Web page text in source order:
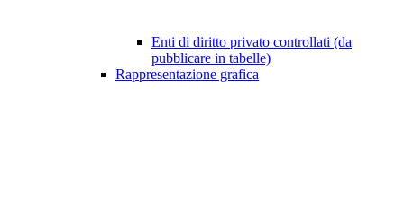
Enti di diritto privato controllati (da
pubblicare in tabelle)
Rappresentazione grafica